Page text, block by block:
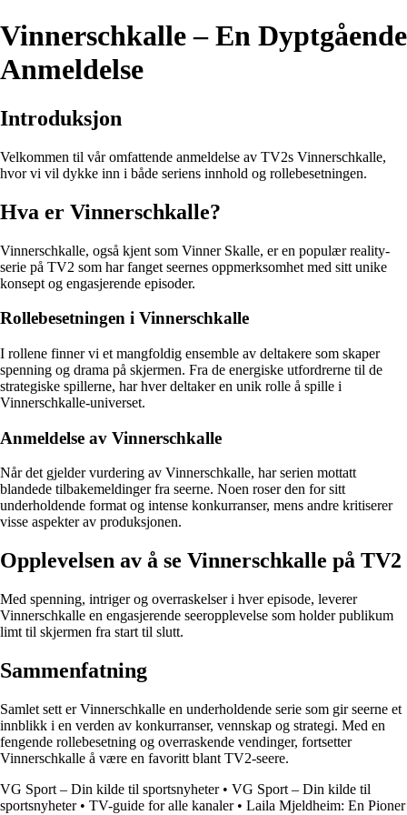
Vinnerschkalle – En Dyptgående
Anmeldelse
Introduksjon
Velkommen til vår omfattende anmeldelse av TV2s Vinnerschkalle,
hvor vi vil dykke inn i både seriens innhold og rollebesetningen.
Hva er Vinnerschkalle?
Vinnerschkalle, også kjent som Vinner Skalle, er en populær reality-
serie på TV2 som har fanget seernes oppmerksomhet med sitt unike
konsept og engasjerende episoder.
Rollebesetningen i Vinnerschkalle
I rollene finner vi et mangfoldig ensemble av deltakere som skaper
spenning og drama på skjermen. Fra de energiske utfordrerne til de
strategiske spillerne, har hver deltaker en unik rolle å spille i
Vinnerschkalle-universet.
Anmeldelse av Vinnerschkalle
Når det gjelder vurdering av Vinnerschkalle, har serien mottatt
blandede tilbakemeldinger fra seerne. Noen roser den for sitt
underholdende format og intense konkurranser, mens andre kritiserer
visse aspekter av produksjonen.
Opplevelsen av å se Vinnerschkalle på TV2
Med spenning, intriger og overraskelser i hver episode, leverer
Vinnerschkalle en engasjerende seeropplevelse som holder publikum
limt til skjermen fra start til slutt.
Sammenfatning
Samlet sett er Vinnerschkalle en underholdende serie som gir seerne et
innblikk i en verden av konkurranser, vennskap og strategi. Med en
fengende rollebesetning og overraskende vendinger, fortsetter
Vinnerschkalle å være en favoritt blant TV2-seere.
VG Sport – Din kilde til sportsnyheter• VG Sport – Din kilde til
sportsnyheter• TV-guide for alle kanaler• Laila Mjeldheim: En Pioner